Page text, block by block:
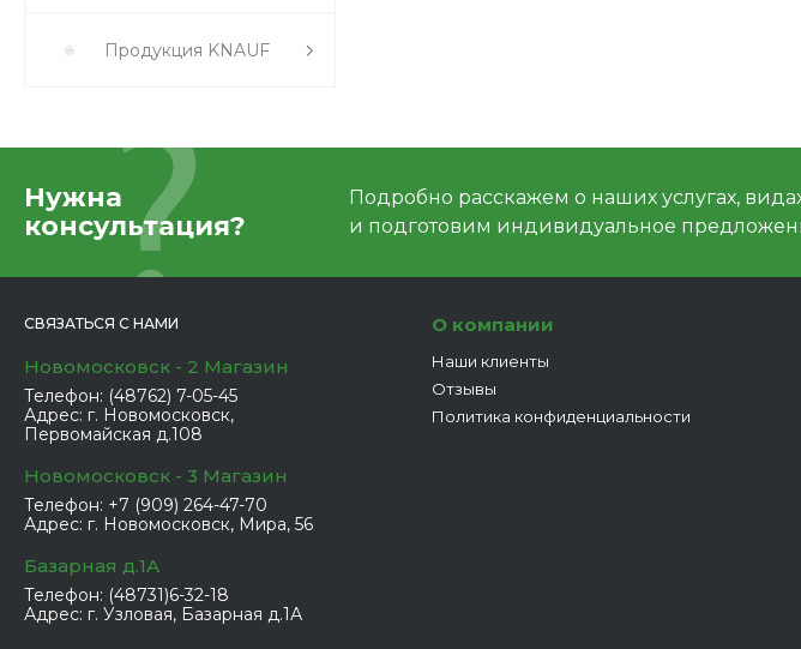
Продукция KNAUF
Нужна
консультация?
Подробно расскажем о наших услугах,
и подготовим индивидуальное
СВЯЗАТЬСЯ С НАМИ
Новомосковск - 2 Магазин
Телефон: (48762) 7-05-45
Адрес: г. Новомосковск,
Первомайская д.108
Новомосковск - 3 Магазин
Телефон: +7 (909) 264-47-70
Адрес: г. Новомосковск, Мира, 56
Базарная д.1А
Телефон: (48731)6-32-18
Адрес: г. Узловая, Базарная д.1А
О компании
Наши клиенты
Отзывы
Политика конфиденциальности